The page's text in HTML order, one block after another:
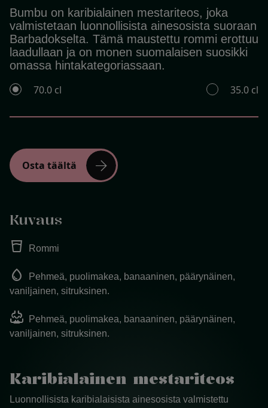
Bumbu on karibialainen mestariteos, joka
valmistetaan luonnollisista ainesosista suoraan
Barbadokselta. Tämä maustettu rommi erottuu
laadullaan ja on monen suomalaisen suosikki
omassa hintakategoriassaan.
70.0 cl
35.0 cl
Osta täältä arrow_forward
Kuvaus
water_full Rommi
water_drop
Pehmeä, puolimakea, banaaninen, päärynäinen,
vaniljainen, sitruksinen.
oxygen_saturation
Pehmeä, puolimakea, banaaninen, päärynäinen,
vaniljainen, sitruksinen.
Karibialainen mestariteos
Luonnollisista karibialaisista ainesosista valmistettu